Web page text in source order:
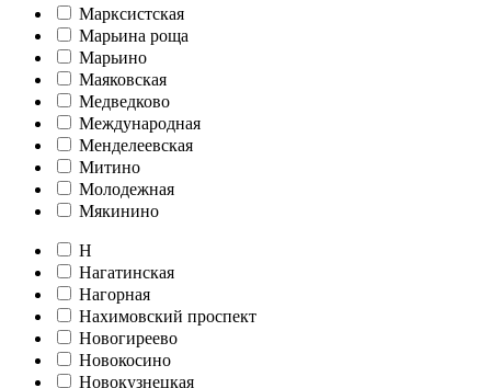
Марксистская
Марьина роща
Марьино
Маяковская
Медведково
Международная
Менделеевская
Митино
Молодежная
Мякинино
Н
Нагатинская
Нагорная
Нахимовский проспект
Новогиреево
Новокосино
Новокузнецкая